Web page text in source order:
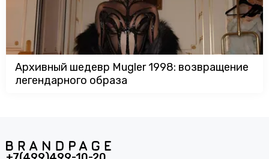
Архивный шедевр Mugler 1998: возвращение
легендарного образа